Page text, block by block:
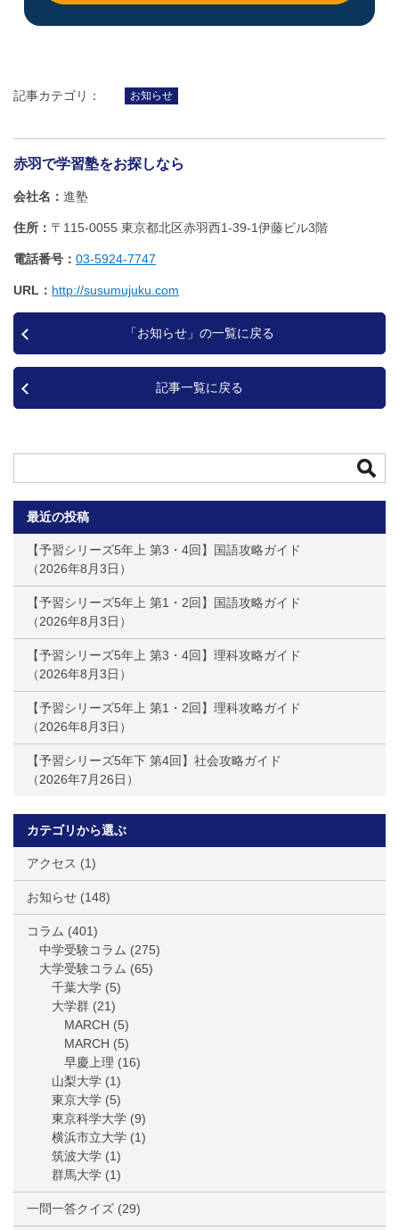
記事カテゴリ： お知らせ
赤羽で学習塾をお探しなら
会社名 進塾
住所 〒115-0055 東京都北区赤羽西1‐39‐1伊藤ビル3階
電話番号 03-5924-7747
URL http://susumujuku.com
「お知らせ」の一覧に戻る
記事一覧に戻る
最近の投稿
【予習シリーズ5年上 第3・4回】国語攻略ガイド
2026年8月3日
【予習シリーズ5年上 第1・2回】国語攻略ガイド
2026年8月3日
【予習シリーズ5年上 第3・4回】理科攻略ガイド
2026年8月3日
【予習シリーズ5年上 第1・2回】理科攻略ガイド
2026年8月3日
【予習シリーズ5年下 第4回】社会攻略ガイド
2026年7月26日
カテゴリから選ぶ
アクセス (1)
お知らせ (148)
コラム (401)
中学受験コラム (275)
大学受験コラム (65)
千葉大学 (5)
大学群 (21)
MARCH (5)
MARCH (5)
早慶上理 (16)
山梨大学 (1)
東京大学 (5)
東京科学大学 (9)
横浜市立大学 (1)
筑波大学 (1)
群馬大学 (1)
一問一答クイズ (29)